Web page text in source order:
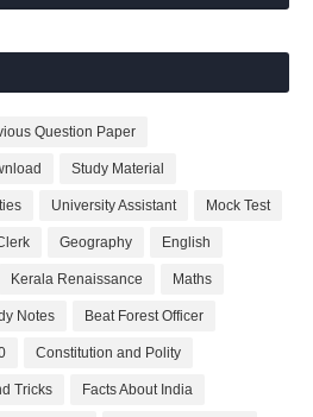
Question Paper
Study Material
University Assistant Mock Test
Geography English
Kerala Renaissance Maths
Notes Beat Forest Officer
Constitution and Polity
Tricks Facts About India